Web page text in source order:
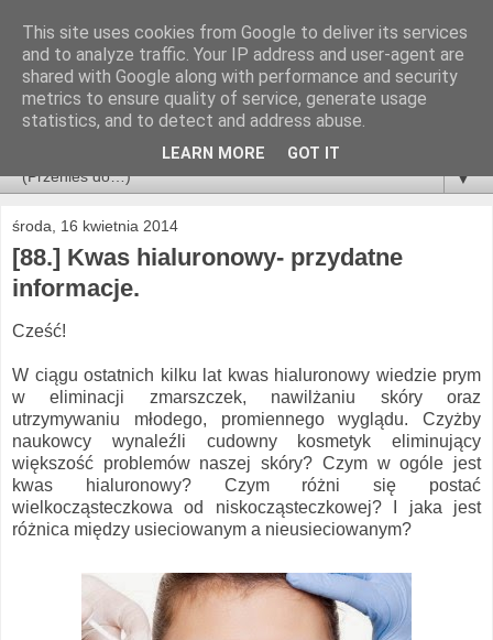
▼
środa, 16 kwietnia 2014
[88.] Kwas hialuronowy- przydatne
informacje.
Cześć!
W ciągu ostatnich kilku lat kwas hialuronowy wiedzie prym
w eliminacji zmarszczek, nawilżaniu skóry oraz
utrzymywaniu młodego, promiennego wyglądu. Czyżby
naukowcy wynaleźli cudowny kosmetyk eliminujący
większość problemów naszej skóry? Czym w ogóle jest
kwas hialuronowy? Czym różni się postać
wielkocząsteczkowa od niskocząsteczkowej? I jaka jest
różnica między usieciowanym a nieusieciowanym?
This site uses cookies from Google to deliver its services
and to analyze traffic. Your IP address and user-agent are
shared with Google along with performance and security
metrics to ensure quality of service, generate usage
statistics, and to detect and address abuse.
LEARN MORE GOT IT